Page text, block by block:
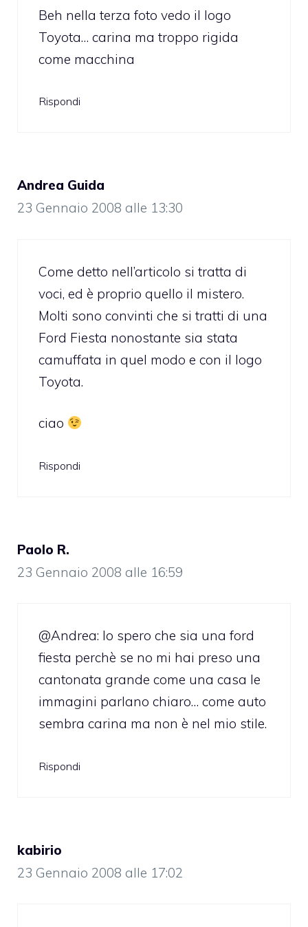
Beh nella terza foto vedo il logo
Toyota… carina ma troppo rigida
come macchina
Rispondi
Andrea Guida
23 Gennaio 2008 alle 13:30
Come detto nell’articolo si tratta di
voci, ed è proprio quello il mistero.
Molti sono convinti che si tratti di una
Ford Fiesta nonostante sia stata
camuffata in quel modo e con il logo
Toyota.
ciao
Rispondi
Paolo R.
23 Gennaio 2008 alle 16:59
@Andrea: lo spero che sia una ford
fiesta perchè se no mi hai preso una
cantonata grande come una casa le
immagini parlano chiaro… come auto
sembra carina ma non è nel mio stile.
Rispondi
kabirio
23 Gennaio 2008 alle 17:02